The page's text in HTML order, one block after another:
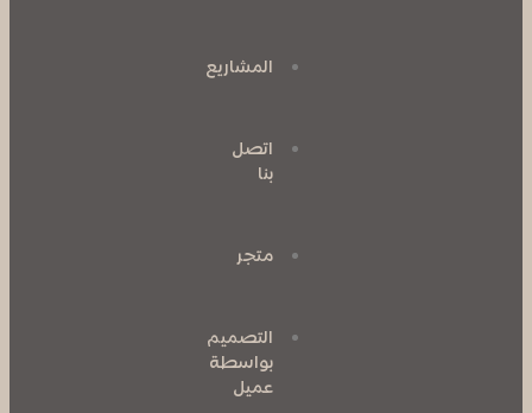
المشاريع
اتصل
بنا
متجر
التصميم
بواسطة
عميل